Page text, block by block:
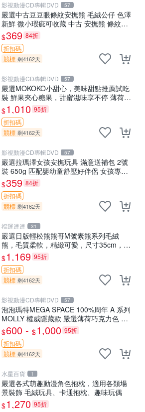
影視動漫CD專輯DVD 57
嚴選中古豆豆眼條紋安撫熊 毛絨公仔 色澤
新鮮 微小瑕疵可收藏 中古 安撫熊 條紋公
仔
$369 84折
折扣碼
競標 剩4162天
影視動漫CD專輯DVD 57
嚴選MOKOKO小甜心，美味甜點推薦試吃
裝 鮮果夾心糖果，甜蜜滋味享不停 薄荷草
莓 奶油心 60粒 mini小甜心糖果，水果味
夾心零食裝 心形糖果 60
$1,010 95折
折扣碼
競標 剩4162天
影視動漫CD專輯DVD 57
嚴選拉瑪澤女孩安撫玩具 滿意送補包 2號
裝 650g 匹配嬰幼童舒壓好伴侶 女孩專用
安心選擇 安撫玩偶 衝包 玩具
$359 84折
折扣碼
競標 剩4162天
福運連連 31
嚴選日版輕松熊熊哥M號素熊系列毛絨
熊，毛質柔軟，精緻可愛，尺寸35cm，保
存狀態優異。收藏或贈送皆為佳選。 中古
毛絨熊 毛玩偶
$1,169 95折
折扣碼
競標 剩4162天
影視動漫CD專輯DVD 57
泡泡瑪特MEGA SPACE 100%周年 A 系列
MOLLY 權威隱藏款 嚴選薄荷巧克力色 80
年代風味 權威推薦 合適收藏
$600 - $1,000 95折
折扣碼
競標 剩4162天
水星百貨 1
嚴選各式萌趣動漫角色抱枕，適用各類場
景裝飾 毛絨玩具、卡通抱枕、趣味玩偶
$1,270 95折